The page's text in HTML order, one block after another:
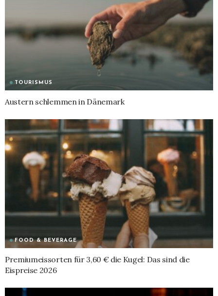
TOURISMUS
Austern schlemmen in Dänemark
FOOD & BEVERAGE
Premiumeissorten für 3,60 € die Kugel: Das sind die
Eispreise 2026